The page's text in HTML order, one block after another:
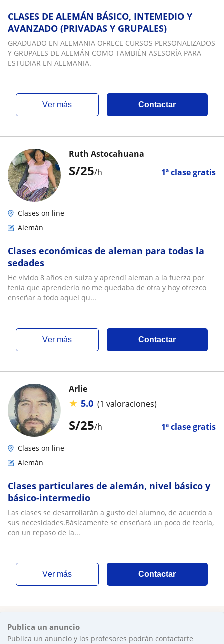
CLASES DE ALEMÁN BÁSICO, INTEMEDIO Y
AVANZADO (PRIVADAS Y GRUPALES)
GRADUADO EN ALEMANIA OFRECE CURSOS PERSONALIZADOS
Y GRUPALES DE ALEMÁN COMO TAMBIÉN ASESORÍA PARA
ESTUDIAR EN ALEMANIA.
ver más Contactar
S/25/h 1ª clase gratis
Ruth Astocahuana
Clases on line
Alemán
Clases económicas de aleman para todas la
sedades
He vivido 8 años en suiza y aprendí aleman a la fuerza por
tenía que aprenderlo no me quedaba de otra y hoy ofrezco
enseñar a todo aquel qu...
ver más Contactar
S/25/h 1ª clase gratis
Arlie
★ 5.0 (1 valoraciones)
Clases on line
Alemán
Clases particulares de alemán, nivel básico y
básico-intermedio
Las clases se desarrollarán a gusto del alumno, de acuerdo a
sus necesidades.Básicamente se enseñará un poco de teoría,
con un repaso de la...
ver más Contactar
Publica un anuncio
Publica un anuncio y los profesores podrán contactarte